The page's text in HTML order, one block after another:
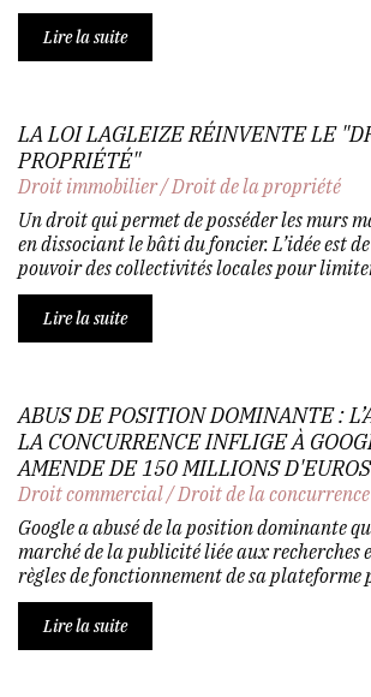
Lire la suite
LA LOI LAGLEIZE RÉINVENTE LE
PROPRIÉTÉ"
Droit immobilier/Droit de la propriété
Un droit qui permet de posséder les murs
en dissociant le bâti du foncier. L’idée est
pouvoir des collectivités locales pour
Lire la suite
ABUS DE POSITION DOMINANTE :
LA CONCURRENCE INFLIGE À
AMENDE DE 150 MILLIONS D'EUROS
Droit commercial/Droit de la concurrence
Google a abusé de la position dominante
marché de la publicité liée aux recherches
règles de fonctionnement de sa
Lire la suite